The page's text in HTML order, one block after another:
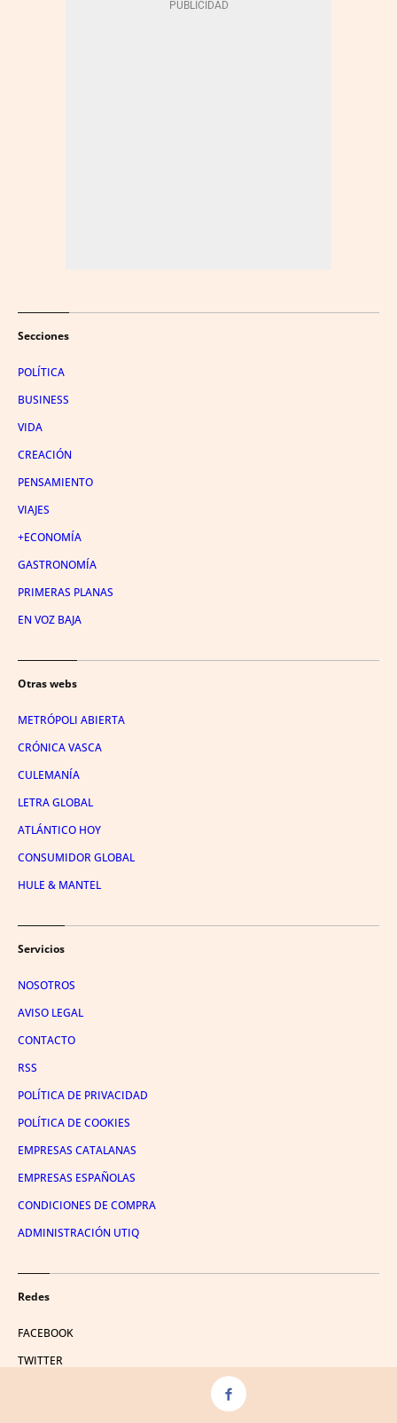
Secciones
POLÍTICA
BUSINESS
VIDA
CREACIÓN
PENSAMIENTO
VIAJES
+ECONOMÍA
GASTRONOMÍA
PRIMERAS PLANAS
EN VOZ BAJA
Otras webs
METRÓPOLI ABIERTA
CRÓNICA VASCA
CULEMANÍA
LETRA GLOBAL
ATLÁNTICO HOY
CONSUMIDOR GLOBAL
HULE & MANTEL
Servicios
NOSOTROS
AVISO LEGAL
CONTACTO
RSS
POLÍTICA DE PRIVACIDAD
POLÍTICA DE COOKIES
EMPRESAS CATALANAS
EMPRESAS ESPAÑOLAS
CONDICIONES DE COMPRA
ADMINISTRACIÓN UTIQ
Redes
FACEBOOK
TWITTER